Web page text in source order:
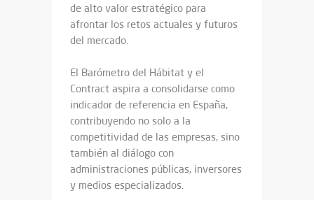
de alto valor estratégico para
afrontar los retos actuales y futuros
del mercado.
El Barómetro del Hábitat y el
Contract aspira a consolidarse como
indicador de referencia en España,
contribuyendo no solo a la
competitividad de las empresas, sino
también al diálogo con
administraciones públicas, inversores
y medios especializados.